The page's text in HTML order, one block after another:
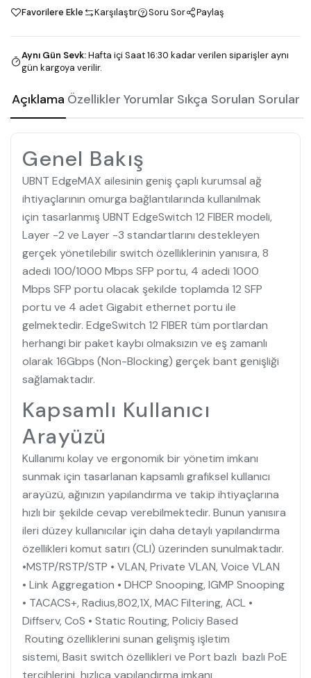
Favorilere Ekle Karşılaştır Soru Sor Paylaş
Aynı Gün Sevk:Hafta içi Saat 16:30 kadar verilen siparişler aynı
gün kargoya verilir.
Açıklama Özellikler Yorumlar Sıkça Sorulan Sorular
Genel Bakış
UBNT EdgeMAX ailesinin geniş çaplı kurumsal ağ
ihtiyaçlarının omurga bağlantılarında kullanılmak
için tasarlanmış UBNT EdgeSwitch 12 FIBER modeli,
Layer -2 ve Layer -3 standartlarını destekleyen
gerçek yönetilebilir switch özelliklerinin yanısıra, 8
adedi 100/1000 Mbps SFP portu, 4 adedi 1000
Mbps SFP portu olacak şekilde toplamda 12 SFP
portu ve 4 adet Gigabit ethernet portu ile
gelmektedir. EdgeSwitch 12 FIBER tüm portlardan
herhangi bir paket kaybı olmaksızın ve eş zamanlı
olarak 16Gbps (Non-Blocking) gerçek bant genişliği
sağlamaktadır.
Kapsamlı Kullanıcı
Arayüzü
Kullanımı kolay ve ergonomik bir yönetim imkanı
sunmak için tasarlanan kapsamlı grafiksel kullanıcı
arayüzü, ağınızın yapılandırma ve takip ihtiyaçlarına
hızlı bir şekilde cevap verebilmektedir. Bunun yanısıra
ileri düzey kullanıcılar için daha detaylı yapılandırma
özellikleri komut satırı (CLI) üzerinden sunulmaktadır.
•MSTP/RSTP/STP • VLAN, Private VLAN, Voice VLAN
• Link Aggregation • DHCP Snooping, IGMP Snooping
• TACACS+, Radius,802,1X, MAC Filtering, ACL •
Diffserv, CoS • Static Routing, Policiy Based
Routing özelliklerini sunan gelişmiş işletim
sistemi, Basit switch özellikleri ve Port bazlı bazlı PoE
tercihlerini hızlıca yapılandırma imkanı